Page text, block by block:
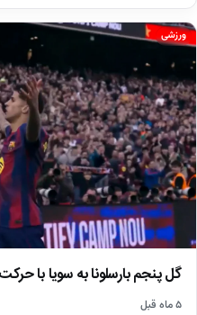
ورزشی
گل پنجم بارسلونا به سویا با
۵ ماه قبل